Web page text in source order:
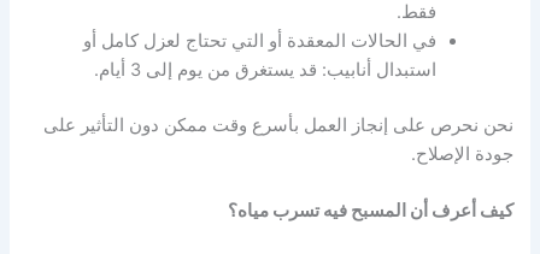
فقط.
في الحالات المعقدة أو التي تحتاج لعزل كامل أو
استبدال أنابيب: قد يستغرق من يوم إلى 3 أيام.
نحن نحرص على إنجاز العمل بأسرع وقت ممكن دون التأثير على
جودة الإصلاح.
كيف أعرف أن المسبح فيه تسرب مياه؟